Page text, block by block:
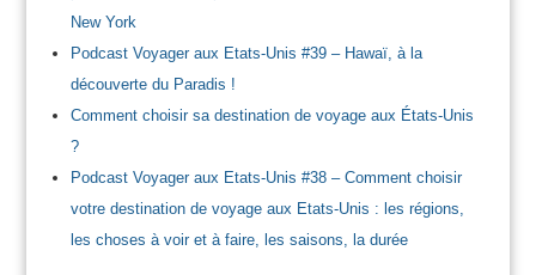
New York
Podcast Voyager aux Etats-Unis #39 – Hawaï, à la
découverte du Paradis !
Comment choisir sa destination de voyage aux États-Unis
?
Podcast Voyager aux Etats-Unis #38 – Comment choisir
votre destination de voyage aux Etats-Unis : les régions,
les choses à voir et à faire, les saisons, la durée